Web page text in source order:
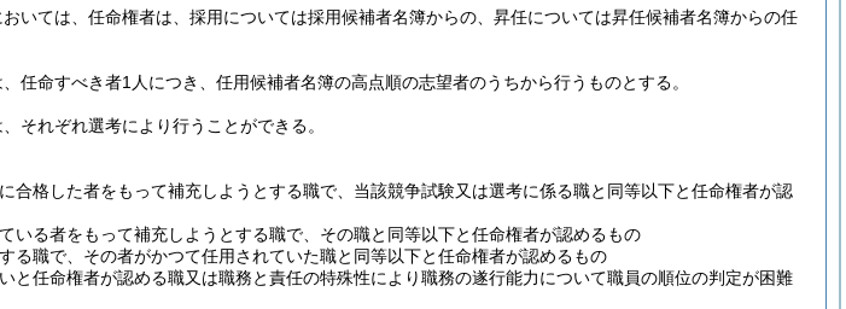
いては、任命権者は、採用については採用候補者名簿からの、昇任については昇任候補者名簿からの任
任命すべき者1人につき、任用候補者名簿の高点順の志望者のうちから行うものとする。
それぞれ選考により行うことができる。
合格した者をもって補充しようとする職で、当該競争試験又は選考に係る職と同等以下と任命権者が認
いる者をもって補充しようとする職で、その職と同等以下と任命権者が認めるもの
る職で、その者がかつて任用されていた職と同等以下と任命権者が認めるもの
と任命権者が認める職又は職務と責任の特殊性により職務の遂行能力について職員の順位の判定が困難